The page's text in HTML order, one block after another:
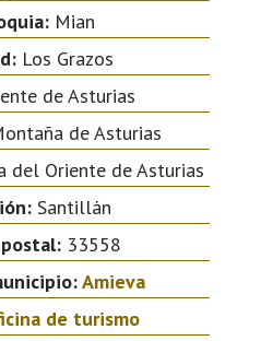
Mian
Los Grazos
de Asturias
de Asturias
del Oriente de Asturias
Santillán
33558
Amieva
de turismo